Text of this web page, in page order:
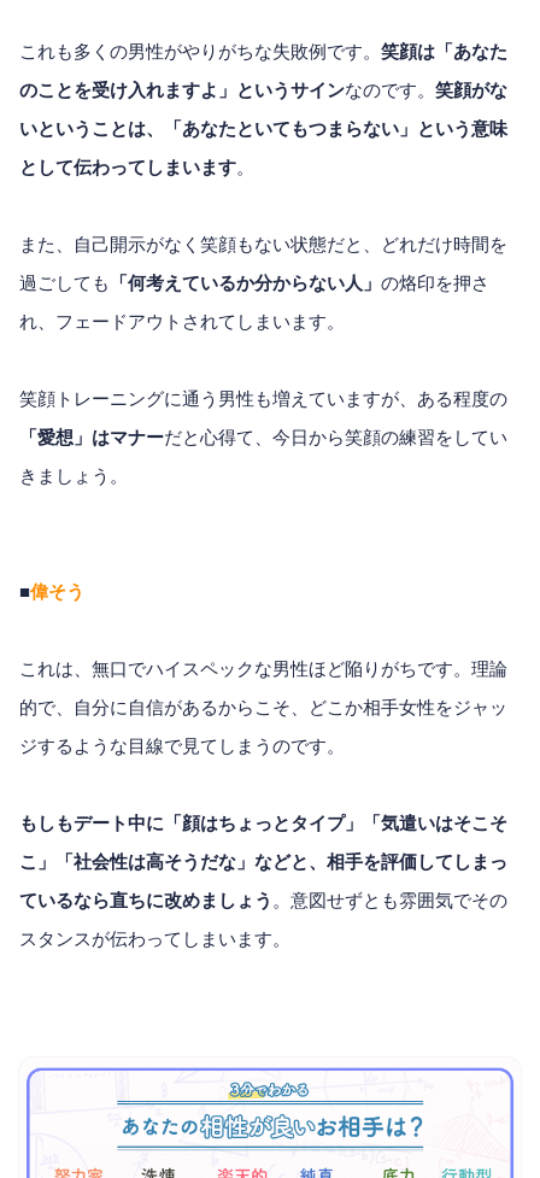
これも多くの男性がやりがちな失敗例です。 笑顔は「あなた
のことを受け入れますよ」というサインなのです。 笑顔がな
いということは、「あなたといてもつまらない」という意味
として伝わってしまいます。
また、自己開示がなく笑顔もない状態だと、どれだけ時間を
過ごしても
「何考えているか分からない人」 の烙印を押さ
れ、フェードアウトされてしまいます。
笑顔トレーニングに通う男性も増えていますが、ある程度の
「愛想」はマナーだと心得て、今日から笑顔の練習をしてい
きましょう。
■偉そう
これは、無口でハイスペックな男性ほど陥りがちです。理論
的で、自分に自信があるからこそ、どこか相手女性をジャッ
ジするような目線で見てしまうのです。
もしもデート中に「顔はちょっとタイプ」「気遣いはそこそ
こ」「社会性は高そうだな」などと、相手を評価してしまっ
ているなら直ちに改めましょう 。意図せずとも雰囲気でその
スタンスが伝わってしまいます。